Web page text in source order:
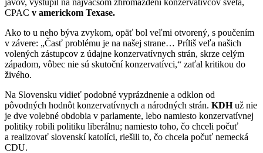
CPAC v americkom Texase.
Ako to u neho býva zvykom, opäť bol veľmi otvorený, s poučením
v závere: „Časť problému je na našej strane… Príliš veľa našich
volených zástupcov z údajne konzervatívnych strán, skrze celým
západom, vôbec nie sú skutoční konzervatívci,“ zaťal kritikou do
živého.
Na Slovensku vidieť podobné vyprázdnenie a odklon od
pôvodných hodnôt konzervatívnych a národných strán. KDHuž nie
je dve volebné obdobia v parlamente, lebo namiesto konzervatívnej
politiky robili politiku liberálnu; namiesto toho, čo chceli počuť
a realizovať slovenskí katolíci, riešili to, čo chcela počuť nemecká
CDU.